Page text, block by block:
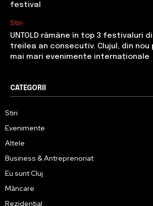
festival
Stiri
UNTOLD rămâne în top 3 festivaluri
treilea an consecutiv. Clujul, din
mai mari evenimente internaționale
CATEGORII
Stiri
Evenimente
Altele
Business & Antreprenoriat
Eu sunt Cluj
Mâncare
Rezidențial